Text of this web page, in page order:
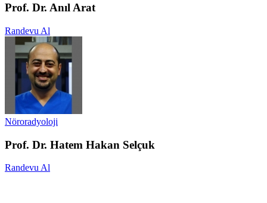
Prof. Dr. Anıl Arat
Randevu Al
Nöroradyoloji
Prof. Dr. Hatem Hakan Selçuk
Randevu Al